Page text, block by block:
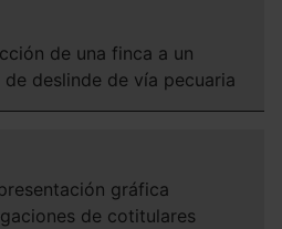
de una finca a un
deslinde de vía pecuaria
gráfica
de cotitulares